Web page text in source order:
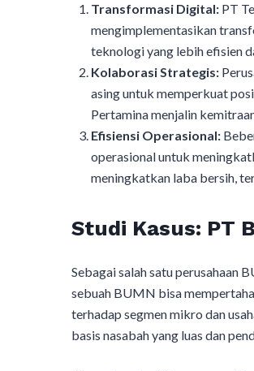
Transformasi Digital: PT
mengimplementasikan
teknologi yang lebih efisien
Kolaborasi Strategis:
asing untuk memperkuat
Pertamina menjalin
Efisiensi Operasional:
operasional untuk
meningkatkan laba bersih,
Studi Kasus: PT
Sebagai salah satu perusahaan
sebuah BUMN bisa
terhadap segmen mikro dan
basis nasabah yang luas dan